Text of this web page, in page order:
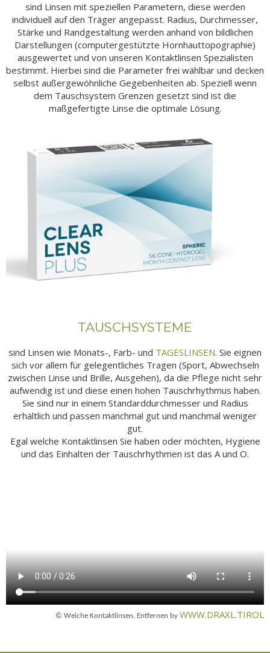
sind Linsen mit speziellen Parametern, diese werden
individuell auf den Träger angepasst. Radius, Durchmesser,
Stärke und Randgestaltung werden anhand von bildlichen
Darstellungen (computergestützte Hornhauttopographie)
ausgewertet und von unseren Kontaktlinsen Spezialisten
bestimmt. Hierbei sind die Parameter frei wählbar und decken
selbst außergewöhnliche Gegebenheiten ab. Speziell wenn
dem Tauschsystem Grenzen gesetzt sind ist die
maßgefertigte Linse die optimale Lösung.
TAUSCHSYSTEME
sind Linsen wie Monats-, Farb- und TAGESLINSEN. Sie eignen
sich vor allem für gelegentliches Tragen (Sport, Abwechseln
zwischen Linse und Brille, Ausgehen), da die Pflege nicht sehr
aufwendig ist und diese einen hohen Tauschrhythmus haben.
Sie sind nur in einem Standarddurchmesser und Radius
erhältlich und passen manchmal gut und manchmal weniger
gut.
Egal welche Kontaktlinsen Sie haben oder möchten, Hygiene
und das Einhalten der Tauschrhythmen ist das A und O.
© Weiche Kontaktlinsen, Entfernen by WWW.DRAXL.TIROL